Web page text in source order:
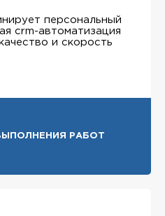
персональный
crm-автоматизация
и скорость
РАБОТ